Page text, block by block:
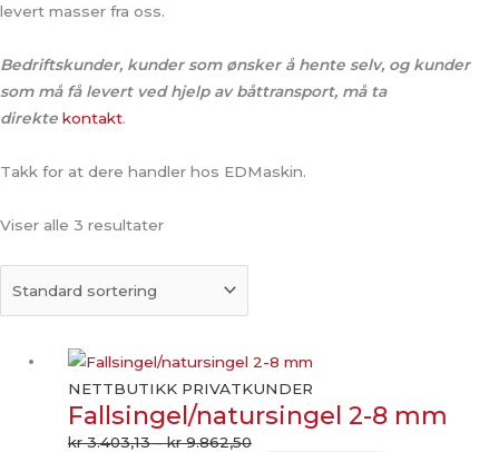
levert masser fra oss.
Bedriftskunder, kunder som ønsker å hente selv, og kunder
som må få levert ved hjelp av båttransport, må ta
direkte kontakt.
Takk for at dere handler hos EDMaskin.
Viser alle 3 resultater
NETTBUTIKK PRIVATKUNDER
Fallsingel/natursingel 2-8 mm
kr3.403,13 – kr9.862,50
Prisområde:
kr 3.403,13
til
kr 9.862,50
Prisområde:
kr 3.062,81
til
kr 8.876,25
har